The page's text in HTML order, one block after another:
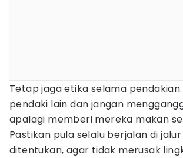
Tetap jaga etika selama
pendaki lain dan jangan
apalagi memberi mereka makan
Pastikan pula selalu berjalan di
ditentukan, agar tidak merusak